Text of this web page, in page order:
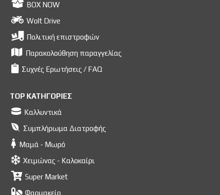
BOX NOW
Wolt Drive
Πολιτική επιστροφών
Παρακολούθηση παραγγελίας
Συχνές Ερωτήσεις / FAQ
TOP ΚΑΤΗΓΟΡΙΕΣ
Καλλυντικά
Συμπλήρωμα Διατροφής
Μαμά - Μωρό
Χειμώνας - Καλοκαίρι
Super Market
Φαρμακείο